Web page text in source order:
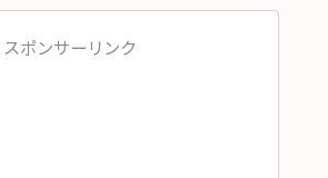
スポンサーリンク